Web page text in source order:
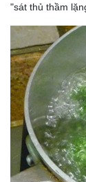
"sát thủ thầm